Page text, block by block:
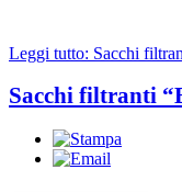
Leggi tutto: Sacchi
Sacchi filtranti